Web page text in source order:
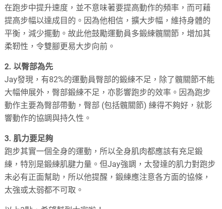
在跑步中提升速度，並不意味著要提高動作的頻率，而可藉
提高步幅以達成目的。因為他相信，擴大步幅，維持身體的
平衡，減少擺動。故此他鼓勵運動員多鍛練髖關節，增加其
柔靭性，令雙腳更易大步向前。
2. 以臀部為先
Jay發現，有82%的運動員臀部的鍛練不足，除了髖關節不能
大幅伸展外，臀部鍛練不足，亦影響跑步的效率。因為跑步
動作主要為臀部帶動，臀部 (包括髖關節) 練得不夠好，就影
響動作的協調與持久性。
3. 肌力要足夠
跑步其實一個全身的運動，所以全身肌肉都應該有充足鍛
練，特別是鍛練肌腱力量。但Jay強調，太發達的肌力對跑步
未必有正面幫助，所以他提醒，鍛練應注意各方面的協條，
太強或太弱都不可取。